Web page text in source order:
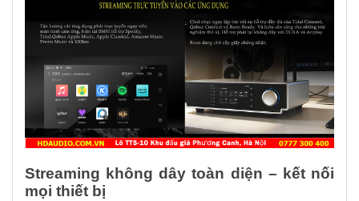
Streaming không dây toàn diện – kết nối
mọi thiết bị